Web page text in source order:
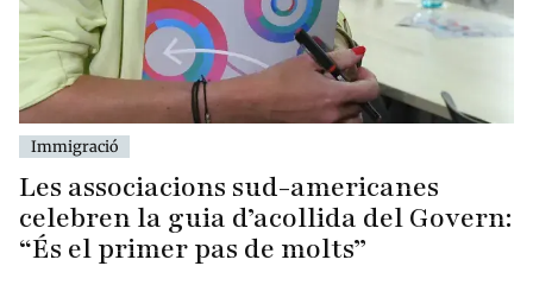
Immigració
Les associacions sud-americanes
celebren la guia d’acollida del Govern:
“És el primer pas de molts”